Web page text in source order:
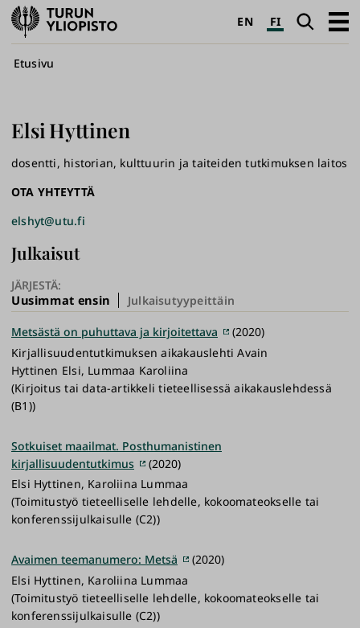
Turun
yliopisto
EN FI Haku
Avaa
Murupolku
Etusivu
Elsi Hyttinen
dosentti, historian, kulttuurin ja taiteiden tutkimuksen laitos
OTA YHTEYTTÄ
elshyt@utu.fi
Julkaisut
JÄRJESTÄ:
Uusimmat ensin Julkaisutyypeittäin
Metsästä on puhuttava ja kirjoitettava
(2020)
Kirjallisuudentutkimuksen aikakauslehti Avain
Hyttinen Elsi, Lummaa Karoliina
(Kirjoitus tai data-artikkeli tieteellisessä aikakauslehdessä
(B1))
Sotkuiset maailmat. Posthumanistinen
kirjallisuudentutkimus
(2020)
Elsi Hyttinen, Karoliina Lummaa
(Toimitustyö tieteelliselle lehdelle, kokoomateokselle tai
konferenssijulkaisulle (C2))
Avaimen teemanumero: Metsä
(2020)
Elsi Hyttinen, Karoliina Lummaa
(Toimitustyö tieteelliselle lehdelle, kokoomateokselle tai
konferenssijulkaisulle (C2))